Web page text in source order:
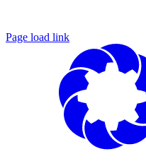
Page load link